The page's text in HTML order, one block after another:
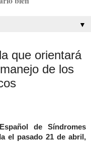
▼
que orientará
de los
de Síndromes
el pasado 21 de abril,